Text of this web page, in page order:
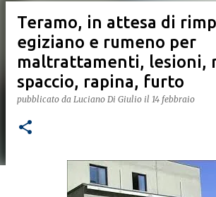
Teramo, in attesa di
egiziano e rumeno per
maltrattamenti, lesioni,
spaccio, rapina, furto
pubblicato da Luciano Di Giulio il 14 febbraio